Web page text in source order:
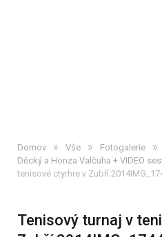
Domov » Vše » Fotogalerie »
Děcký a Honza Valčuha + VIDEO
tenisové ctyrhre v Zubří
Tenisový turnaj v